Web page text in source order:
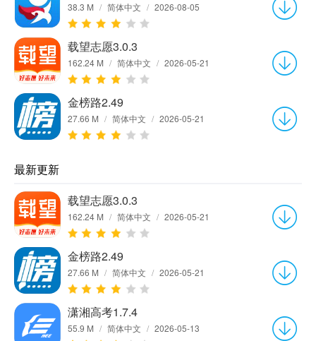
38.3 M / 简体中文 / 2026-08-05
载望志愿3.0.3
162.24 M / 简体中文 / 2026-05-21
金榜路2.49
27.66 M / 简体中文 / 2026-05-21
最新更新
载望志愿3.0.3
162.24 M / 简体中文 / 2026-05-21
金榜路2.49
27.66 M / 简体中文 / 2026-05-21
潇湘高考1.7.4
55.9 M / 简体中文 / 2026-05-13